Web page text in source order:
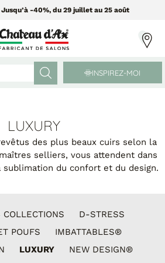
-40%, du 29 juillet au 25 août
FAUTEUILS
DÉCO
INSPIREZ-MOI
LUXURY
des plus beaux cuirs selon la
selliers, vous attendent dans
sublimation du confort et du design.
D-STRESS
POUFS
IMBATTABLES®
LUXURY
NEW DESIGN®